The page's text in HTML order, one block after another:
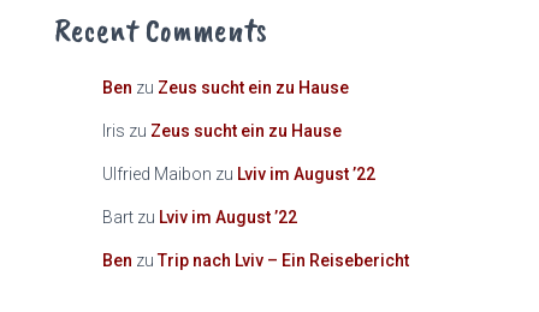
Recent Comments
Ben zu Zeus sucht ein zu Hause
Iris zu Zeus sucht ein zu Hause
Ulfried Maibon zu Lviv im August ’22
Bart zu Lviv im August ’22
Ben zuTrip nach Lviv – Ein Reisebericht